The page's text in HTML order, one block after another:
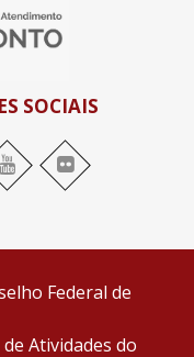
SOCIAIS
youtube flickr
Federal de
Atividades do